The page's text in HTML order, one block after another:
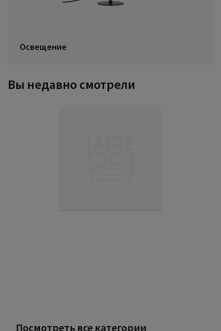
Освещение
Вы недавно смотрели
Посмотреть все категории